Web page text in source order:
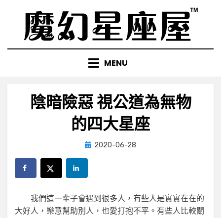
content
MENU
陰暗險惡 視公道為無物
的四大星座
by小編
Posted
2020-06-28
我們這一輩子會遇到很多人，有些人是實實在在的
大好人，樂意幫助別人，也愛打抱不平。有些人比較關